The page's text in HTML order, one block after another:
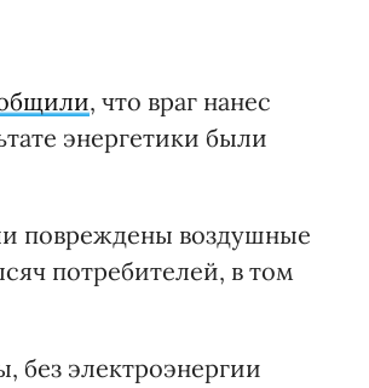
, что враг нанес
энергетики были
повреждены воздушные
потребителей, в том
без электроэнергии